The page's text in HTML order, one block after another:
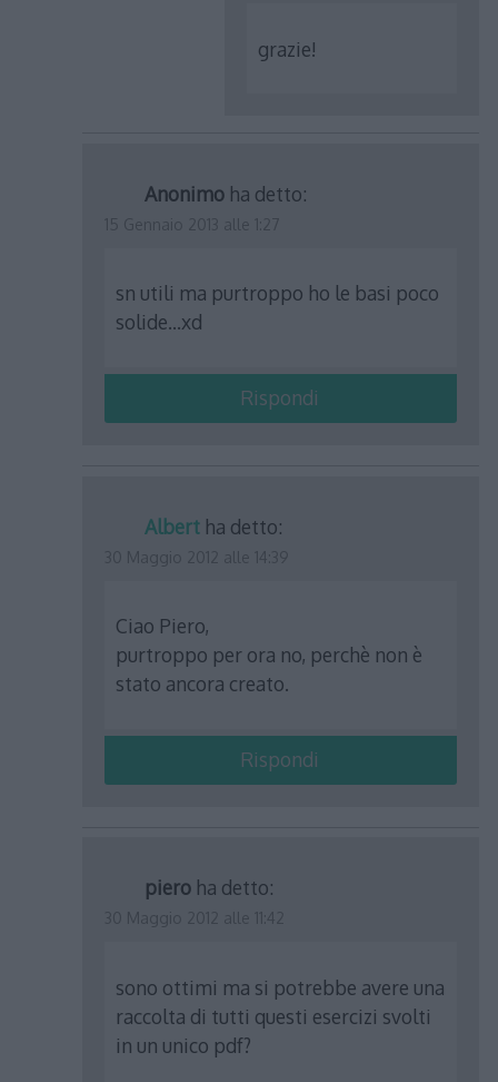
grazie!
Anonimo ha detto:
sn utili ma purtroppo ho le basi poco
solide…xd
Rispondi
Albert ha detto:
Ciao Piero,
purtroppo per ora no, perchè non è
stato ancora creato.
Rispondi
piero ha detto:
sono ottimi ma si potrebbe avere una
raccolta di tutti questi esercizi svolti
in un unico pdf?